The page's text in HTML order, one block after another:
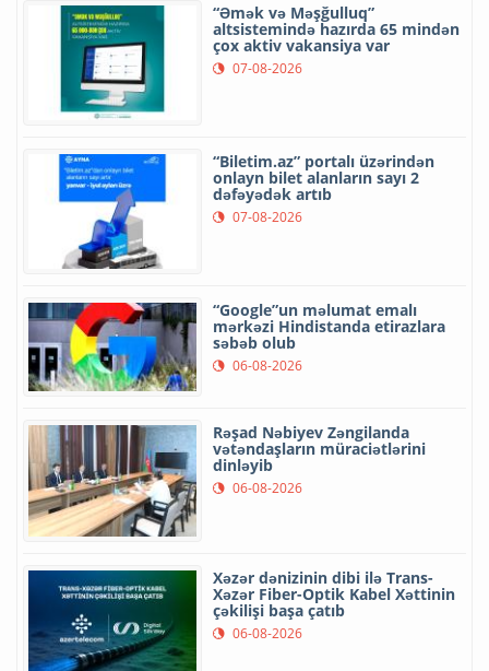
“Əmək və Məşğulluq”
altsistemində hazırda 65 mindən
çox aktiv vakansiya var
07-08-2026
“Biletim.az” portalı üzərindən
onlayn bilet alanların sayı 2
dəfəyədək artıb
07-08-2026
“Google”un məlumat emalı
mərkəzi Hindistanda etirazlara
səbəb olub
06-08-2026
Rəşad Nəbiyev Zəngilanda
vətəndaşların müraciətlərini
dinləyib
06-08-2026
Xəzər dənizinin dibi ilə Trans-
Xəzər Fiber-Optik Kabel Xəttinin
çəkilişi başa çatıb
06-08-2026